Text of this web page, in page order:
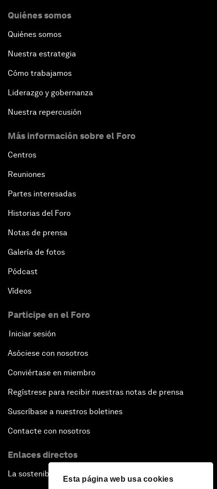
Esta página web usa cookies
Quiénes somos
Quiénes somos
Nuestra estrategia
Cómo trabajamos
Liderazgo y gobernanza
Nuestra repercusión
Más información sobre el Foro
Centros
Reuniones
Partes interesadas
Historias del Foro
Notas de prensa
Galería de fotos
Pódcast
Vídeos
Participe en el Foro
Iniciar sesión
Asóciese con nosotros
Conviértase en miembro
Regístrese para recibir nuestras notas de prensa
Suscríbase a nuestros boletines
Contacte con nosotros
Enlaces directos
La sostenibilidad en el Foro